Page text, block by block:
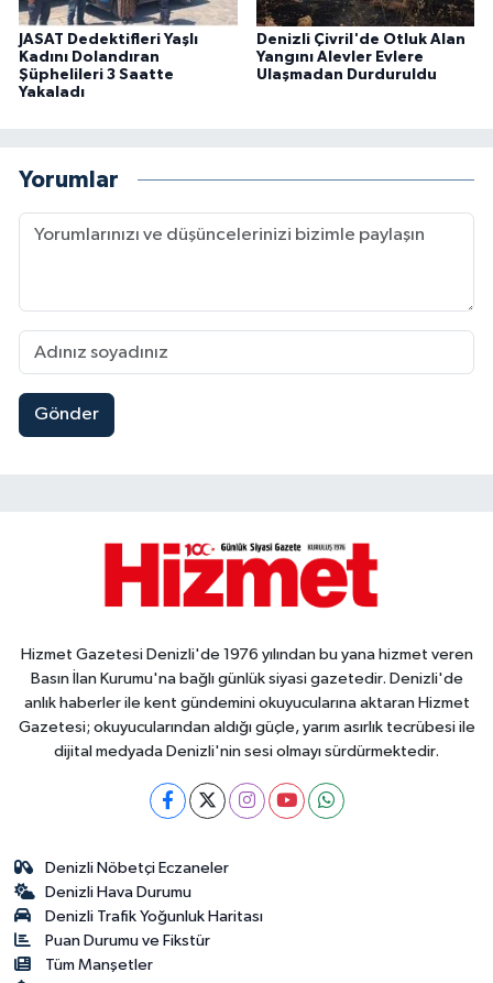
JASAT Dedektifleri Yaşlı
Kadını Dolandıran
Şüphelileri 3 Saatte
Yakaladı
Denizli Çivril'de Otluk Alan
Yangını Alevler Evlere
Ulaşmadan Durduruldu
Yorumlar
Gönder
Hizmet Gazetesi Denizli'de 1976 yılından bu yana hizmet veren
Basın İlan Kurumu'na bağlı günlük siyasi gazetedir. Denizli'de
anlık haberler ile kent gündemini okuyucularına aktaran Hizmet
Gazetesi; okuyucularından aldığı güçle, yarım asırlık tecrübesi ile
dijital medyada Denizli'nin sesi olmayı sürdürmektedir.
Denizli Nöbetçi Eczaneler
Denizli Hava Durumu
Denizli Trafik Yoğunluk Haritası
Puan Durumu ve Fikstür
Tüm Manşetler